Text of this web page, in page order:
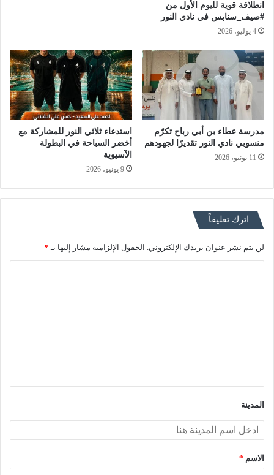
انطلاقة قوية لليوم الأول من
#صيف_سنابس في نادي النور
4 يوليو، 2026
مدرسة عطاء بن أبي رباح تكرّم
منسوبي نادي النور تقديرًا لجهودهم
11 يونيو، 2026
استدعاء ثلاثي النور للمشاركة مع
أخضر السباحة في البطولة
الآسيوية
9 يونيو، 2026
اترك تعليقاً
لن يتم نشر عنوان بريدك الإلكتروني. الحقول الإلزامية مشار إليها بـ *
المدينة
الاسم *